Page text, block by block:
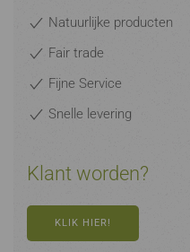
Natuurlijke producten
Fair trade
Fijne Service
Snelle levering
Klant worden?
KLIK HIER!